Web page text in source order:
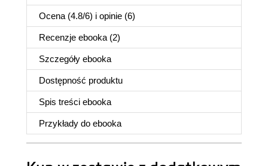
Ocena (4.8/6) i opinie (6)
Recenzje ebooka (2)
Szczegóły ebooka
Dostępność produktu
Spis treści ebooka
Przykłady do ebooka